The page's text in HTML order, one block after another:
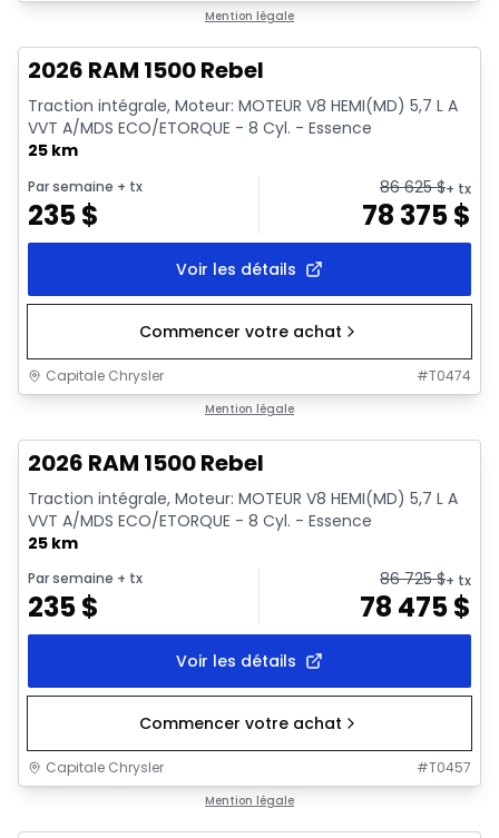
Mention légale
2026 RAM 1500 Rebel
Traction intégrale, Moteur: MOTEUR V8 HEMI(MD) 5,7 L A
VVT A/MDS ECO/ETORQUE - 8 Cyl. - Essence
25 km
Par semaine + tx
235$
86 625$+ tx
78 375$
Voir les détails
Commencer votre achat
Capitale Chrysler #T0474
Mention légale
2026 RAM 1500 Rebel
Traction intégrale, Moteur: MOTEUR V8 HEMI(MD) 5,7 L A
VVT A/MDS ECO/ETORQUE - 8 Cyl. - Essence
25 km
Par semaine + tx
235$
86 725$+ tx
78 475$
Voir les détails
Commencer votre achat
Capitale Chrysler #T0457
Mention légale